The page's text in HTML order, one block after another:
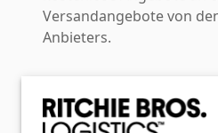
Versandangebote von
Anbieters.